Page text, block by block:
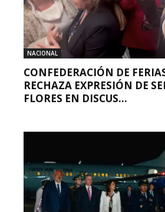
NACIONAL
CONFEDERACIÓN DE
RECHAZA EXPRESIÓN DE
FLORES EN DISCUS...